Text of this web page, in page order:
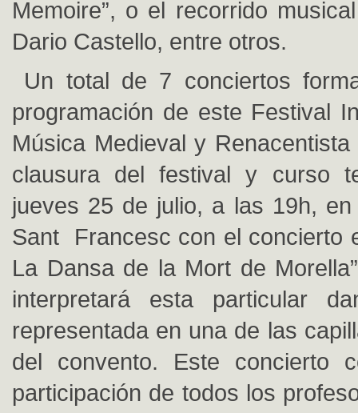
Memoire”, o el recorrido
Dario Castello, entre otros.
Un total de 7 conciertos
programación de este Festival
Música Medieval y
clausura del festival y curso
jueves 25 de julio, a las 19h,
Sant Francesc con el concierto
La Dansa de la Mort de
interpretará esta particular
representada en una de las
del convento. Este concierto
participación de todos los